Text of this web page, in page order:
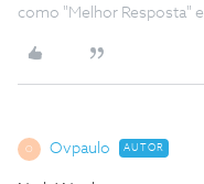
como "Melhor Resposta"
O Ovpaulo AUTOR